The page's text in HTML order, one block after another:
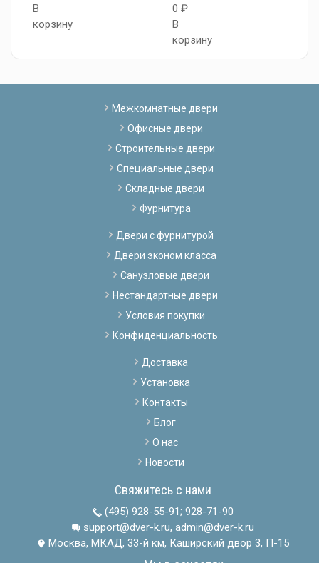
В
корзину
0 ₽
В
корзину
Межкомнатные двери
Офисные двери
Строительные двери
Специальные двери
Складные двери
Фурнитура
Двери с фурнитурой
Двери эконом класса
Санузловые двери
Нестандартные двери
Условия покупки
Конфиденциальность
Доставка
Установка
Контакты
Блог
О нас
Новости
Свяжитесь с нами
(495) 928-55-91; 928-71-90
support@dver-k.ru, admin@dver-k.ru
Москва, МКАД, 33-й км, Каширский двор 3, П-15